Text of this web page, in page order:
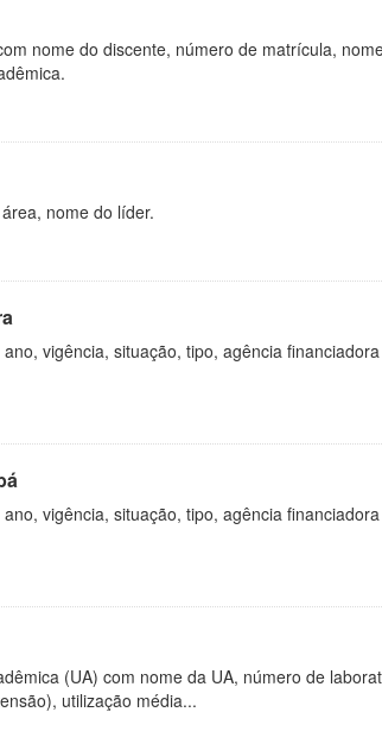
nome do discente, número de matrícula,
nome do líder.
vigência, situação, tipo, agência
vigência, situação, tipo, agência
(UA) com nome da UA, número de
utilização média...